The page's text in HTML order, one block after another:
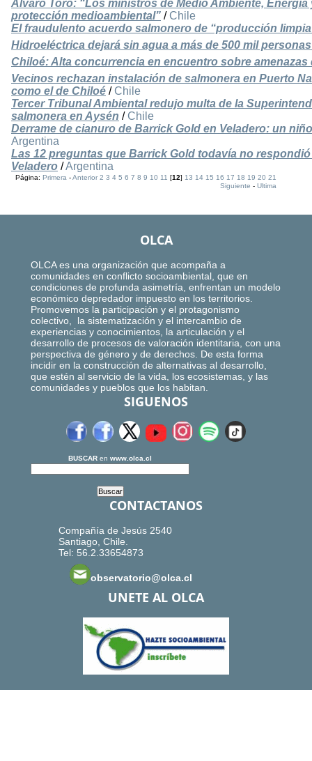
Alvaro Toro: “Los ministros de Medio Ambiente,
protección medioambiental” / Chile
El fraudulento acuerdo salmonero de “producción
Hidroeléctrica dejará sin agua a más de 500 mil
Chiloé: Alta concurrencia en encuentro sobre
Vecinos rechazan instalación de salmonera en Puerto
como el de Chiloé / Chile
Tercer Tribunal Ambiental redujo multa de la
salmonera en Aysén / Chile
Derrame de cianuro de Barrick Gold en Veladero: un
Argentina
Las 12 preguntas que Barrick Gold todavía no
Veladero /Argentina
Página:Primera -Anterior 2 3 4 5 6 7 8 9 10 11 [12]13 14 15 16 17 18 19 20 21
Siguiente -Ultima
OLCA
OLCA es una organización que acompaña a
comunidades en conflicto socioambiental, que en
condiciones de profunda asimetría, enfrentan un modelo
económico depredador impuesto en los territorios.
Promovemos la participación y el protagonismo
colectivo, la sistematización y el intercambio de
experiencias y conocimientos, la articulación y el
desarrollo de procesos de valoración identitaria, con una
perspectiva de género y de derechos. De esta forma
incidir en la construcción de alternativas al desarrollo,
que estén al servicio de la vida, los ecosistemas, y las
comunidades y pueblos que los habitan.
SIGUENOS
BUSCAR en www.olca.cl
CONTACTANOS
Compañía de Jesús 2540
Santiago, Chile.
Tel: 56.2.33654873
observatorio@olca.cl
UNETE AL OLCA